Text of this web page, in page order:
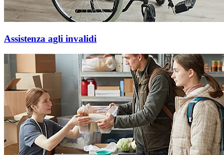
Assistenza agli invalidi